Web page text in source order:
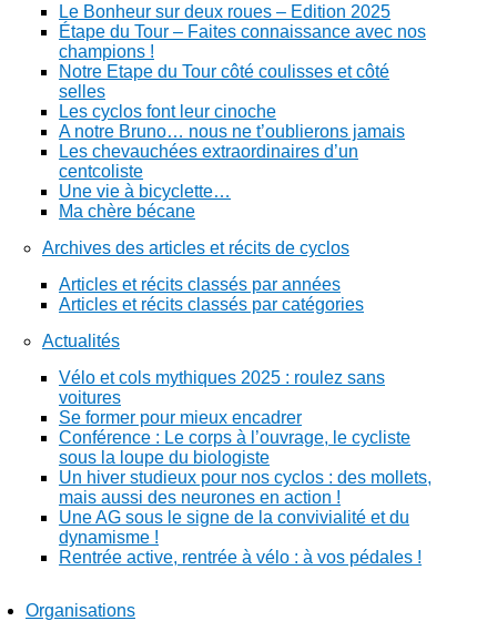
Le Bonheur sur deux roues – Edition 2025
Étape du Tour – Faites connaissance avec nos
champions !
Notre Etape du Tour côté coulisses et côté
selles
Les cyclos font leur cinoche
A notre Bruno… nous ne t’oublierons jamais
Les chevauchées extraordinaires d’un
centcoliste
Une vie à bicyclette…
Ma chère bécane
Archives des articles et récits de cyclos
Articles et récits classés par années
Articles et récits classés par catégories
Actualités
Vélo et cols mythiques 2025 : roulez sans
voitures
Se former pour mieux encadrer
Conférence : Le corps à l’ouvrage, le cycliste
sous la loupe du biologiste
Un hiver studieux pour nos cyclos : des mollets,
mais aussi des neurones en action !
Une AG sous le signe de la convivialité et du
dynamisme !
Rentrée active, rentrée à vélo : à vos pédales !
Organisations